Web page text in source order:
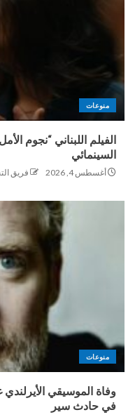
منوعات
الفيلم اللبناني “نجوم
السينمائي
أغسطس 4, 2026 فريق
منوعات
وفاة الموسيقي الأيرلندي
في حادث سير